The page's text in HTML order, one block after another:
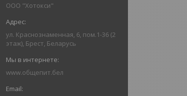
ООО "Хотокси"
ул. Краснознаменная, 6, пом.1-36 (2
этаж), Брест, Беларусь
www.общепит.бел